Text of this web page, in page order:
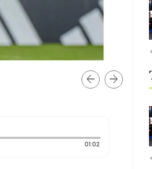
arrow_back arrow_forward
01:02Duración: 1